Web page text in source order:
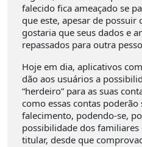
falecido fica ameaçado se
que este, apesar de
gostaria que seus dados e
repassados para outra
Hoje em dia, aplicativos
dão aos usuários a
“herdeiro” para as suas
como essas contas
falecimento, podendo-se,
possibilidade dos
titular, desde que